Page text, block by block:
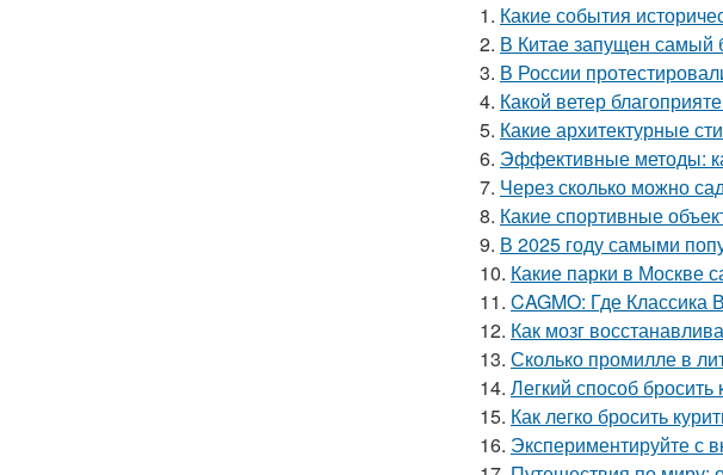
1. Какие события
2. В Китае запущен самый
3. В России
4. Какой ветер
5. Какие архитектурные
6. Эффективные методы:
7. Через сколько можно
8. Какие спортивные
9. В 2025 году самыми
10. Какие парки в Москве
11. CAGMO: Где Классика
12. Как мозг
13. Сколько промилле в
14. Легкий способ бросить
15. Как легко бросить
16. Экспериментируйте с